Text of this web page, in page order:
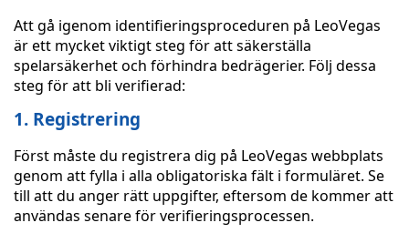
Att gå igenom identifieringsproceduren på LeoVegas
är ett mycket viktigt steg för att säkerställa
spelarsäkerhet och förhindra bedrägerier. Följ dessa
steg för att bli verifierad:
1. Registrering
Först måste du registrera dig på LeoVegas webbplats
genom att fylla i alla obligatoriska fält i formuläret. Se
till att du anger rätt uppgifter, eftersom de kommer att
användas senare för verifieringsprocessen.